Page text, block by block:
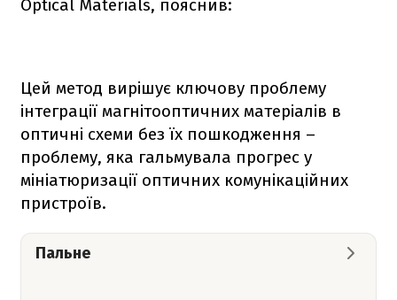
Optical Materials, пояснив:
Цей метод вирішує ключову проблему
інтеграції магнітооптичних матеріалів в
оптичні схеми без їх пошкодження –
проблему, яка гальмувала прогрес у
мініатюризації оптичних комунікаційних
пристроїв.
Пальне